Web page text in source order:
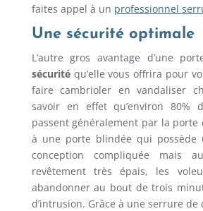
faites appel à un professionnel
Une sécurité optimale
L’autre gros avantage d’une
sécuritéqu’elle vous offrira pour
faire cambrioler en vandaliser
savoir en effet qu’environ 80%
passent généralement par la porte
à une porte blindée qui possède
conception compliquée mais
revêtement très épais, les
abandonner au bout de trois
d’intrusion. Grâce à une serrure de